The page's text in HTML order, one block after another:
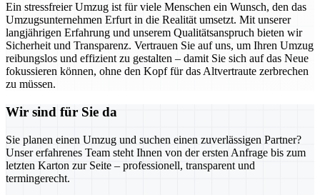
Ein stressfreier Umzug ist für viele Menschen ein Wunsch, den das
Umzugsunternehmen Erfurt in die Realität umsetzt. Mit unserer
langjährigen Erfahrung und unserem Qualitätsanspruch bieten wir
Sicherheit und Transparenz. Vertrauen Sie auf uns, um Ihren Umzug
reibungslos und effizient zu gestalten – damit Sie sich auf das Neue
fokussieren können, ohne den Kopf für das Altvertraute zerbrechen
zu müssen.
Wir sind für Sie da
Sie planen einen Umzug und suchen einen zuverlässigen Partner?
Unser erfahrenes Team steht Ihnen von der ersten Anfrage bis zum
letzten Karton zur Seite – professionell, transparent und
termingerecht.